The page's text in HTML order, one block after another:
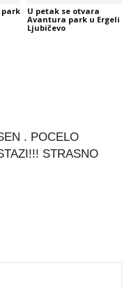
park
U petak se otvara
Avantura park u Ergeli
Ljubičevo
. POCELO
STRASNO